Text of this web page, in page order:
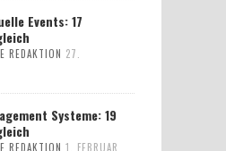
Events: 17
REDAKTION 27.
Systeme: 19
REDAKTION 1. FEBRUAR